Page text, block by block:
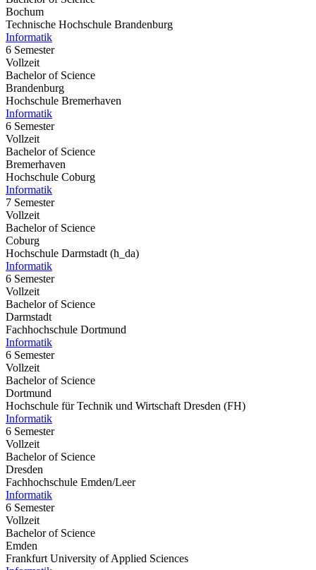
Bochum
Technische Hochschule Brandenburg
Informatik
6 Semester
Vollzeit
Bachelor of Science
Brandenburg
Hochschule Bremerhaven
Informatik
6 Semester
Vollzeit
Bachelor of Science
Bremerhaven
Hochschule Coburg
Informatik
7 Semester
Vollzeit
Bachelor of Science
Coburg
Hochschule Darmstadt (h_da)
Informatik
6 Semester
Vollzeit
Bachelor of Science
Darmstadt
Fachhochschule Dortmund
Informatik
6 Semester
Vollzeit
Bachelor of Science
Dortmund
Hochschule für Technik und Wirtschaft Dresden (FH)
Informatik
6 Semester
Vollzeit
Bachelor of Science
Dresden
Fachhochschule Emden/Leer
Informatik
6 Semester
Vollzeit
Bachelor of Science
Emden
Frankfurt University of Applied Sciences